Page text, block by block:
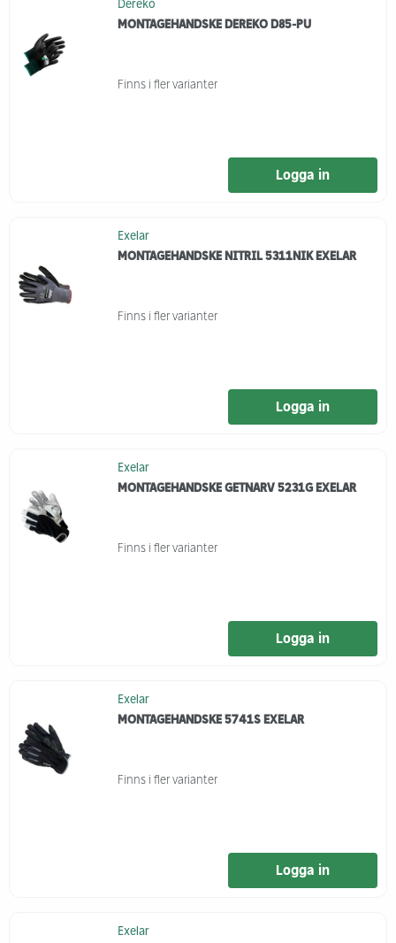
Dereko
MONTAGEHANDSKE DEREKO D85-PU
Finns i fler varianter
Logga in
Exelar
MONTAGEHANDSKE NITRIL 5311NIK EXELAR
Finns i fler varianter
Logga in
Exelar
MONTAGEHANDSKE GETNARV 5231G EXELAR
Finns i fler varianter
Logga in
Exelar
MONTAGEHANDSKE 5741S EXELAR
Finns i fler varianter
Logga in
Exelar